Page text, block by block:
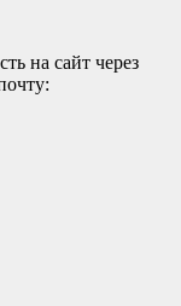
на сайт через